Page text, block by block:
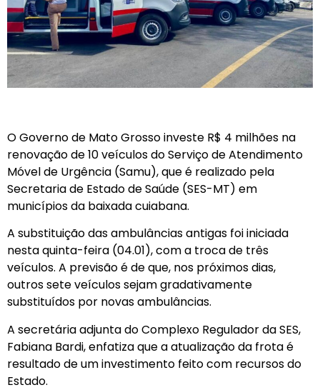
O Governo de Mato Grosso investe R$ 4 milhões na
renovação de 10 veículos do Serviço de Atendimento
Móvel de Urgência (Samu), que é realizado pela
Secretaria de Estado de Saúde (SES-MT) em
municípios da baixada cuiabana.
A substituição das ambulâncias antigas foi iniciada
nesta quinta-feira (04.01), com a troca de três
veículos. A previsão é de que, nos próximos dias,
outros sete veículos sejam gradativamente
substituídos por novas ambulâncias.
A secretária adjunta do Complexo Regulador da SES,
Fabiana Bardi, enfatiza que a atualização da frota é
resultado de um investimento feito com recursos do
Estado.